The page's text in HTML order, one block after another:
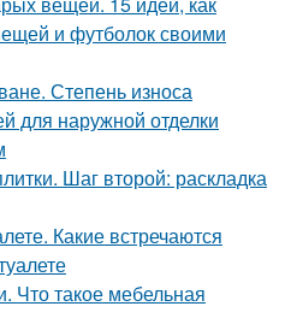
и футболок своими
Степень износа
для наружной отделки
Шаг второй: раскладка
Какие встречаются
Что такое мебельная